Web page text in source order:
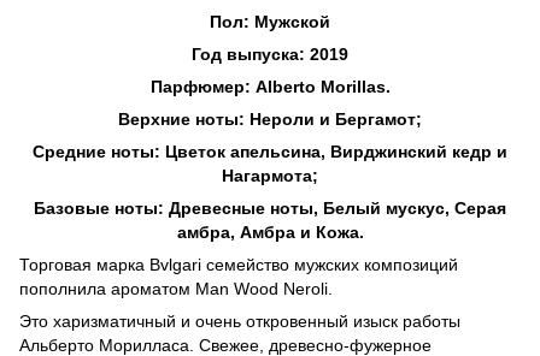
Пол: Мужской
Год выпуска: 2019
Парфюмер: Alberto Morillas.
Верхние ноты: Нероли и Бергамот;
Средние ноты: Цветок апельсина, Вирджинский кедр и
Нагармота;
Базовые ноты: Древесные ноты, Белый мускус, Серая
амбра, Амбра и Кожа.
Торговая марка Bvlgari семейство мужских композиций
пополнила ароматом Man Wood Neroli.
Это харизматичный и очень откровенный изыск работы
Альберто Морилласа. Свежее, древесно-фужерное